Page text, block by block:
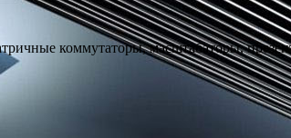
коммутаторы, масштабаторы,